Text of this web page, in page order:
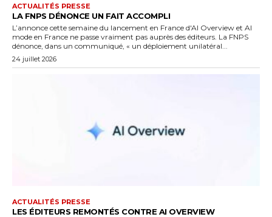
ACTUALITÉS PRESSE
LA FNPS DÉNONCE UN FAIT ACCOMPLI
L’annonce cette semaine du lancement en France d'AI Overview et AI
mode en France ne passe vraiment pas auprès des éditeurs. La FNPS
dénonce, dans un communiqué, « un déploiement unilatéral...
24 juillet 2026
ACTUALITÉS PRESSE
LES ÉDITEURS REMONTÉS CONTRE AI OVERVIEW